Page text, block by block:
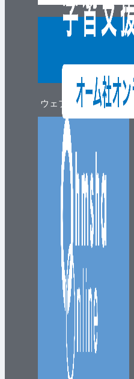
ウェブマガジン